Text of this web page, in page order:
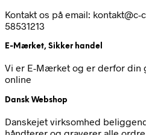
Kontakt os på email:
58531213
E-Mærket, Sikker handel
Vi er E-Mærket og er derfor din
online
Dansk Webshop
Danskejet virksomhed